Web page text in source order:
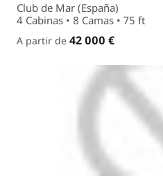
Club de Mar (España)
4 Cabinas • 8 Camas • 75 ft
A partir de 42 000 €